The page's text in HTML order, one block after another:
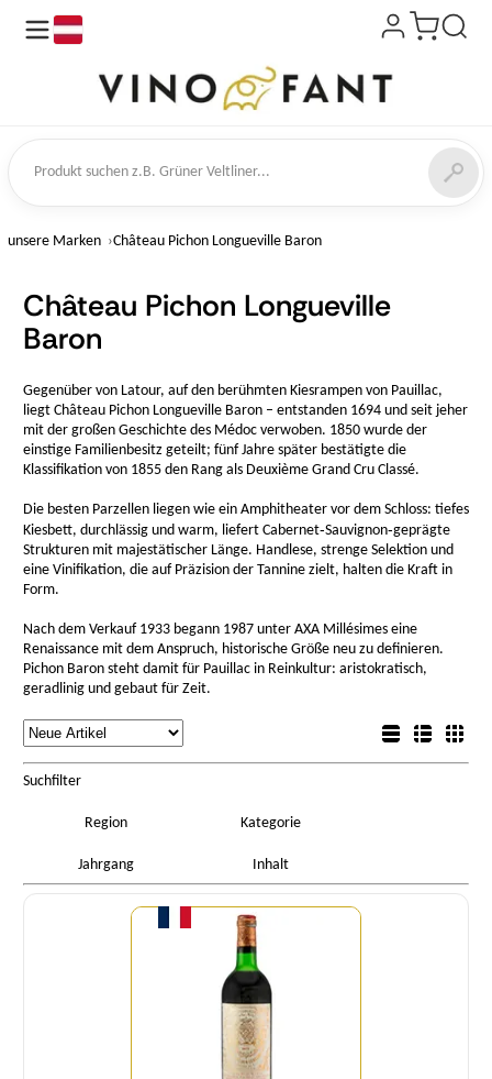
suchen
unsere Marken Château Pichon Longueville Baron
Château Pichon Longueville
Baron
Gegenüber von Latour, auf den berühmten Kiesrampen von Pauillac,
liegt Château Pichon Longueville Baron – entstanden 1694 und seit jeher
mit der großen Geschichte des Médoc verwoben. 1850 wurde der
einstige Familienbesitz geteilt; fünf Jahre später bestätigte die
Klassifikation von 1855 den Rang als Deuxième Grand Cru Classé.
Die besten Parzellen liegen wie ein Amphitheater vor dem Schloss: tiefes
Kiesbett, durchlässig und warm, liefert Cabernet‑Sauvignon‑geprägte
Strukturen mit majestätischer Länge. Handlese, strenge Selektion und
eine Vinifikation, die auf Präzision der Tannine zielt, halten die Kraft in
Form.
Nach dem Verkauf 1933 begann 1987 unter AXA Millésimes eine
Renaissance mit dem Anspruch, historische Größe neu zu definieren.
Pichon Baron steht damit für Pauillac in Reinkultur: aristokratisch,
geradlinig und gebaut für Zeit.
Listenansicht
Sortierung
Suchfilter
Region Kategorie
Jahrgang Inhalt
Menge